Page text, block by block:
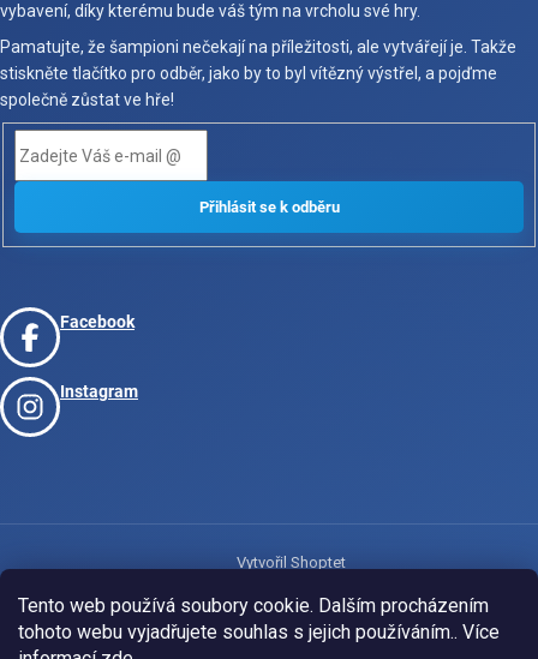
Tento web používá soubory cookie. Dalším procházením
tohoto webu vyjadřujete souhlas s jejich používáním.. Více
vybavení, díky kterému bude váš tým na vrcholu své hry.
Pamatujte, že šampioni nečekají na příležitosti, ale vytvářejí je. Takže
stiskněte tlačítko pro odběr, jako by to byl vítězný výstřel, a pojďme
společně zůstat ve hře!
Facebook
Instagram
Vytvořil Shoptet
Copyright 2026www.josport.cz. Všechna práva vyhrazena.